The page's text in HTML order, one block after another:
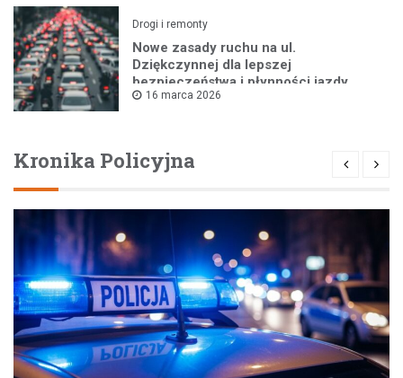
Drogi i remonty
Nowe zasady ruchu na ul.
Dziękczynnej dla lepszej
bezpieczeństwa i płynności jazdy
16 marca 2026
Kronika Policyjna